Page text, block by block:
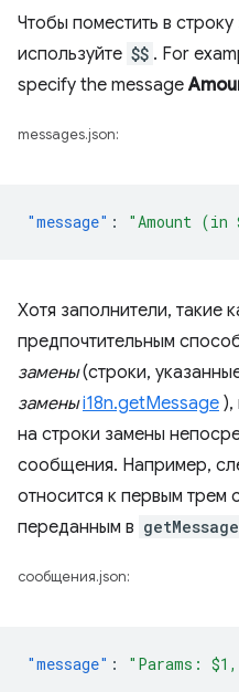
Чтобы поместить в
используйте $$ . For
specify the message
messages.json:
"message" : "Amount (in
Хотя заполнители, такие
предпочтительным
замены(строки,
замены i18n.getMessage ),
на строки замены
сообщения. Например,
относится к первым трем
переданным в
сообщения.json:
"message" : "Params: